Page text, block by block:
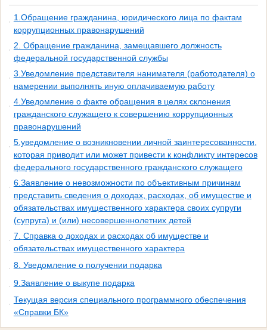
1.Обращение гражданина, юридического лица по фактам
коррупционных правонарушений
2. Обращение гражданина, замещавшего должность
федеральной государственной службы
3.Уведомление представителя нанимателя (работодателя) о
намерении выполнять иную оплачиваемую работу
4.Уведомление о факте обращения в целях склонения
гражданского служащего к совершению коррупционных
правонарушений
5.уведомление о возникновении личной заинтересованности,
которая приводит или может привести к конфликту интересов
федерального государственного гражданского служащего
6.Заявление о невозможности по объективным причинам
представить сведения о доходах, расходах, об имуществе и
обязательствах имущественного характера своих супруги
(супруга) и (или) несовершеннолетних детей
7. Справка о доходах и расходах об имуществе и
обязательствах имущественного характера
8. Уведомление о получении подарка
9.Заявление о выкупе подарка
Текущая версия специального программного обеспечения
«Справки БК»